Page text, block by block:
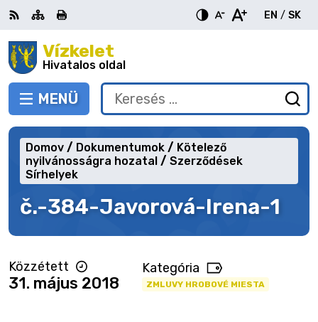
Ugrás
a
tartalomraVízkelet
Hivatalos oldal
VÁLTÁS
MENÜ
RSS Oldaltérkép
Nyomtatás
EN
English
/ SK
Keresés:
be
a
č.-384-Javorová-Irena-1
Domov Dokumentumok
Kötelező
nyilvánosságra hozatal
Szerződések
Sírhelyek
Közzétett
31. május 2018
Kategória
ZMLUVY HROBOVÉ MIESTA